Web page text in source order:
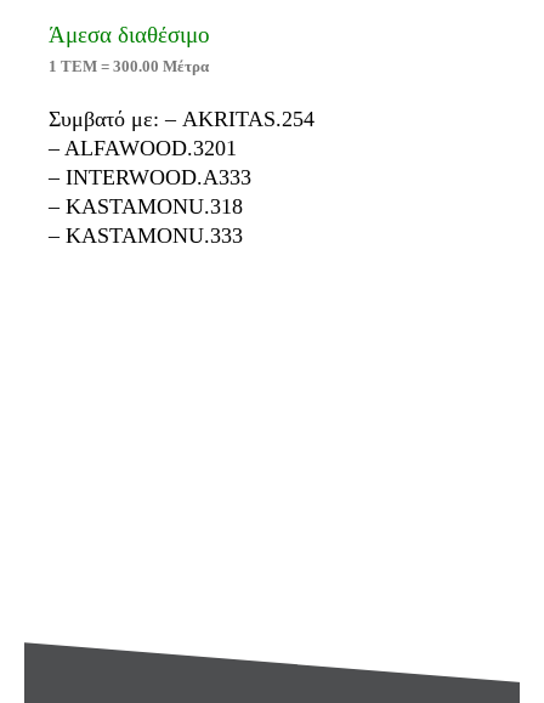
Άμεσα διαθέσιμο
1 ΤΕΜ = 300.00 Μέτρα
Συμβατό με: – AKRITAS.254
– ALFAWOOD.3201
– INTERWOOD.A333
– KASTAMONU.318
– KASTAMONU.333